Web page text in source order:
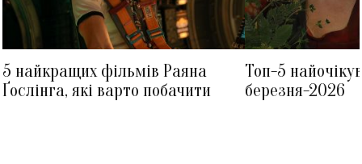
5 найкращих фільмів Раяна
Ґослінга, які варто побачити
Топ-5
березня-2026